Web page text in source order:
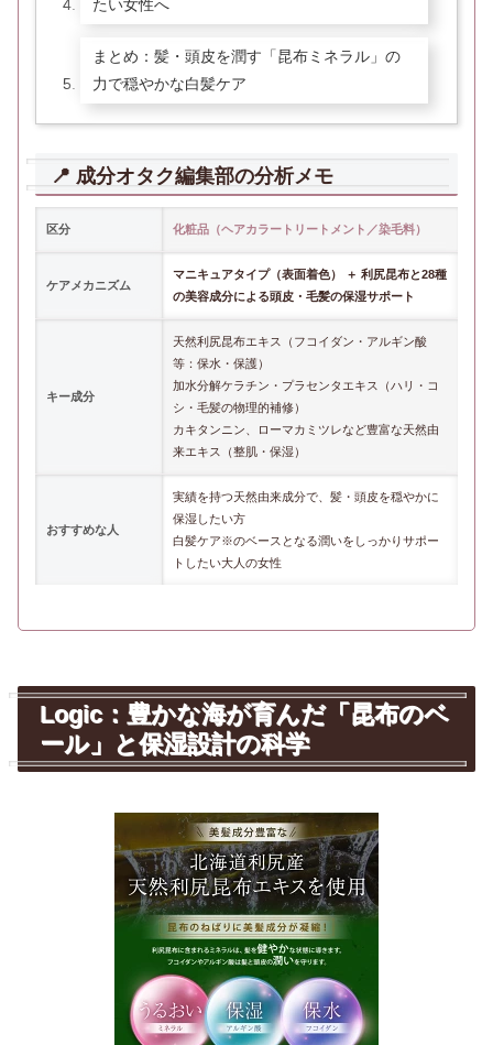
たい女性へ
まとめ：髪・頭皮を潤す「昆布ミネラル」の
力で穏やかな白髪ケア
📍 成分オタク編集部の分析メモ
区分 化粧品（ヘアカラートリートメント／染毛料）
ケアメカニズム
マニキュアタイプ（表面着色） ＋ 利尻昆布と28種
の美容成分による頭皮・毛髪の保湿サポート
キー成分
天然利尻昆布エキス（フコイダン・アルギン酸
等：保水・保護）
加水分解ケラチン・プラセンタエキス（ハリ・コ
シ・毛髪の物理的補修）
カキタンニン、ローマカミツレなど豊富な天然由
来エキス（整肌・保湿）
おすすめな人
実績を持つ天然由来成分で、髪・頭皮を穏やかに
保湿したい方
白髪ケア※のベースとなる潤いをしっかりサポー
トしたい大人の女性
Logic：豊かな海が育んだ「昆布のベ
ール」と保湿設計の科学